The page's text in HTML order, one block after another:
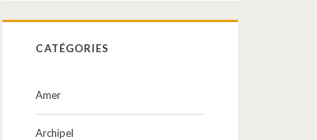
CATÉGORIES
Amer
Archipel